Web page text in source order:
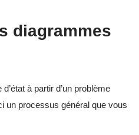
diagrammes
à partir d’un problème
un processus général que vous